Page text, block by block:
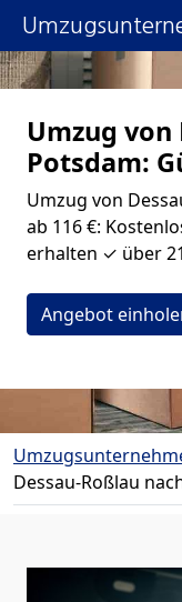
Umzug von
Potsdam:
Umzug von
ab 116 €:
erhalten ✓ über
Angebot
Dessau-Roßlau